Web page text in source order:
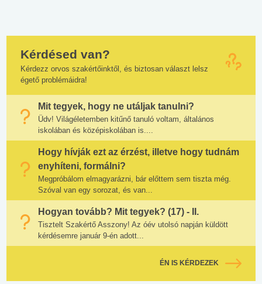
Kérdésed van?
Kérdezz orvos szakértőinktől, és biztosan választ lelsz
égető problémáidra!
Mit tegyek, hogy ne utáljak tanulni?
Üdv! Világéletemben kitűnő tanuló voltam, általános
iskolában és középiskolában is....
Hogy hívják ezt az érzést, illetve hogy tudnám
enyhíteni, formálni?
Megpróbálom elmagyarázni, bár előttem sem tiszta még.
Szóval van egy sorozat, és van...
Hogyan tovább? Mit tegyek? (17) - II.
Tisztelt Szakértő Asszony! Az óév utolsó napján küldött
kérdésemre január 9-én adott...
ÉN IS KÉRDEZEK